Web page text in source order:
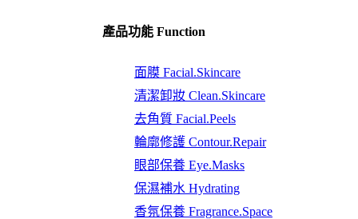
產品功能 Function
面膜 Facial.Skincare
清潔卸妝 Clean.Skincare
去角質 Facial.Peels
輪廓修護 Contour.Repair
眼部保養 Eye.Masks
保濕補水 Hydrating
香氛保養 Fragrance.Space